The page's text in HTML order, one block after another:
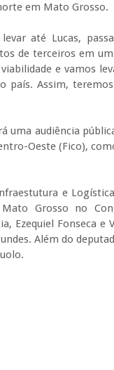
em Mato Grosso.
até Lucas,
de terceiros em
e vamos
país. Assim,
uma audiência
Oeste (Fico),
e
Grosso no
Ezequiel Fonseca e
Além do